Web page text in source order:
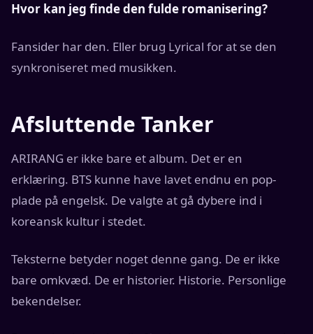
Hvor kan jeg finde den fulde romanisering?
Fansider har den. Eller brug Lyrical for at se den
synkroniseret med musikken.
Afsluttende Tanker
ARIRANG er ikke bare et album. Det er en
erklæring. BTS kunne have lavet endnu en pop-
plade på engelsk. De valgte at gå dybere ind i
koreansk kultur i stedet.
Teksterne betyder noget denne gang. De er ikke
bare omkvæd. De er historier. Historie. Personlige
bekendelser.